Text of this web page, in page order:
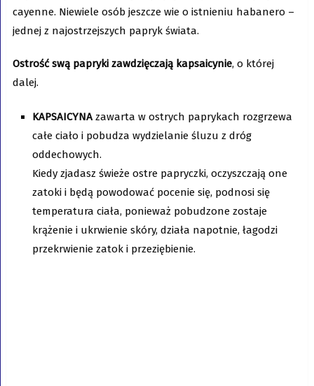
cayenne. Niewiele osób jeszcze wie o istnieniu habanero –
jednej z najostrzejszych papryk świata.
Ostrość swą papryki zawdzięczają kapsaicynie, o której
dalej.
KAPSAICYNA zawarta w ostrych paprykach rozgrzewa
całe ciało i pobudza wydzielanie śluzu z dróg
oddechowych.
Kiedy zjadasz świeże ostre papryczki, oczyszczają one
zatoki i będą powodować pocenie się, podnosi się
temperatura ciała, ponieważ pobudzone zostaje
krążenie i ukrwienie skóry, działa napotnie, łagodzi
przekrwienie zatok i przeziębienie.